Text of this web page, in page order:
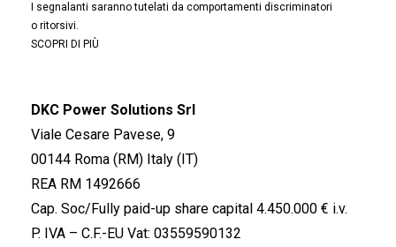
I segnalanti saranno tutelati da comportamenti discriminatori
o ritorsivi.
SCOPRI DI PIÙ
DKC Power Solutions Srl
Viale Cesare Pavese, 9
00144 Roma (RM) Italy (IT)
REA RM 1492666
Cap. Soc/Fully paid-up share capital 4.450.000 € i.v.
P. IVA – C.F.-EU Vat: 03559590132